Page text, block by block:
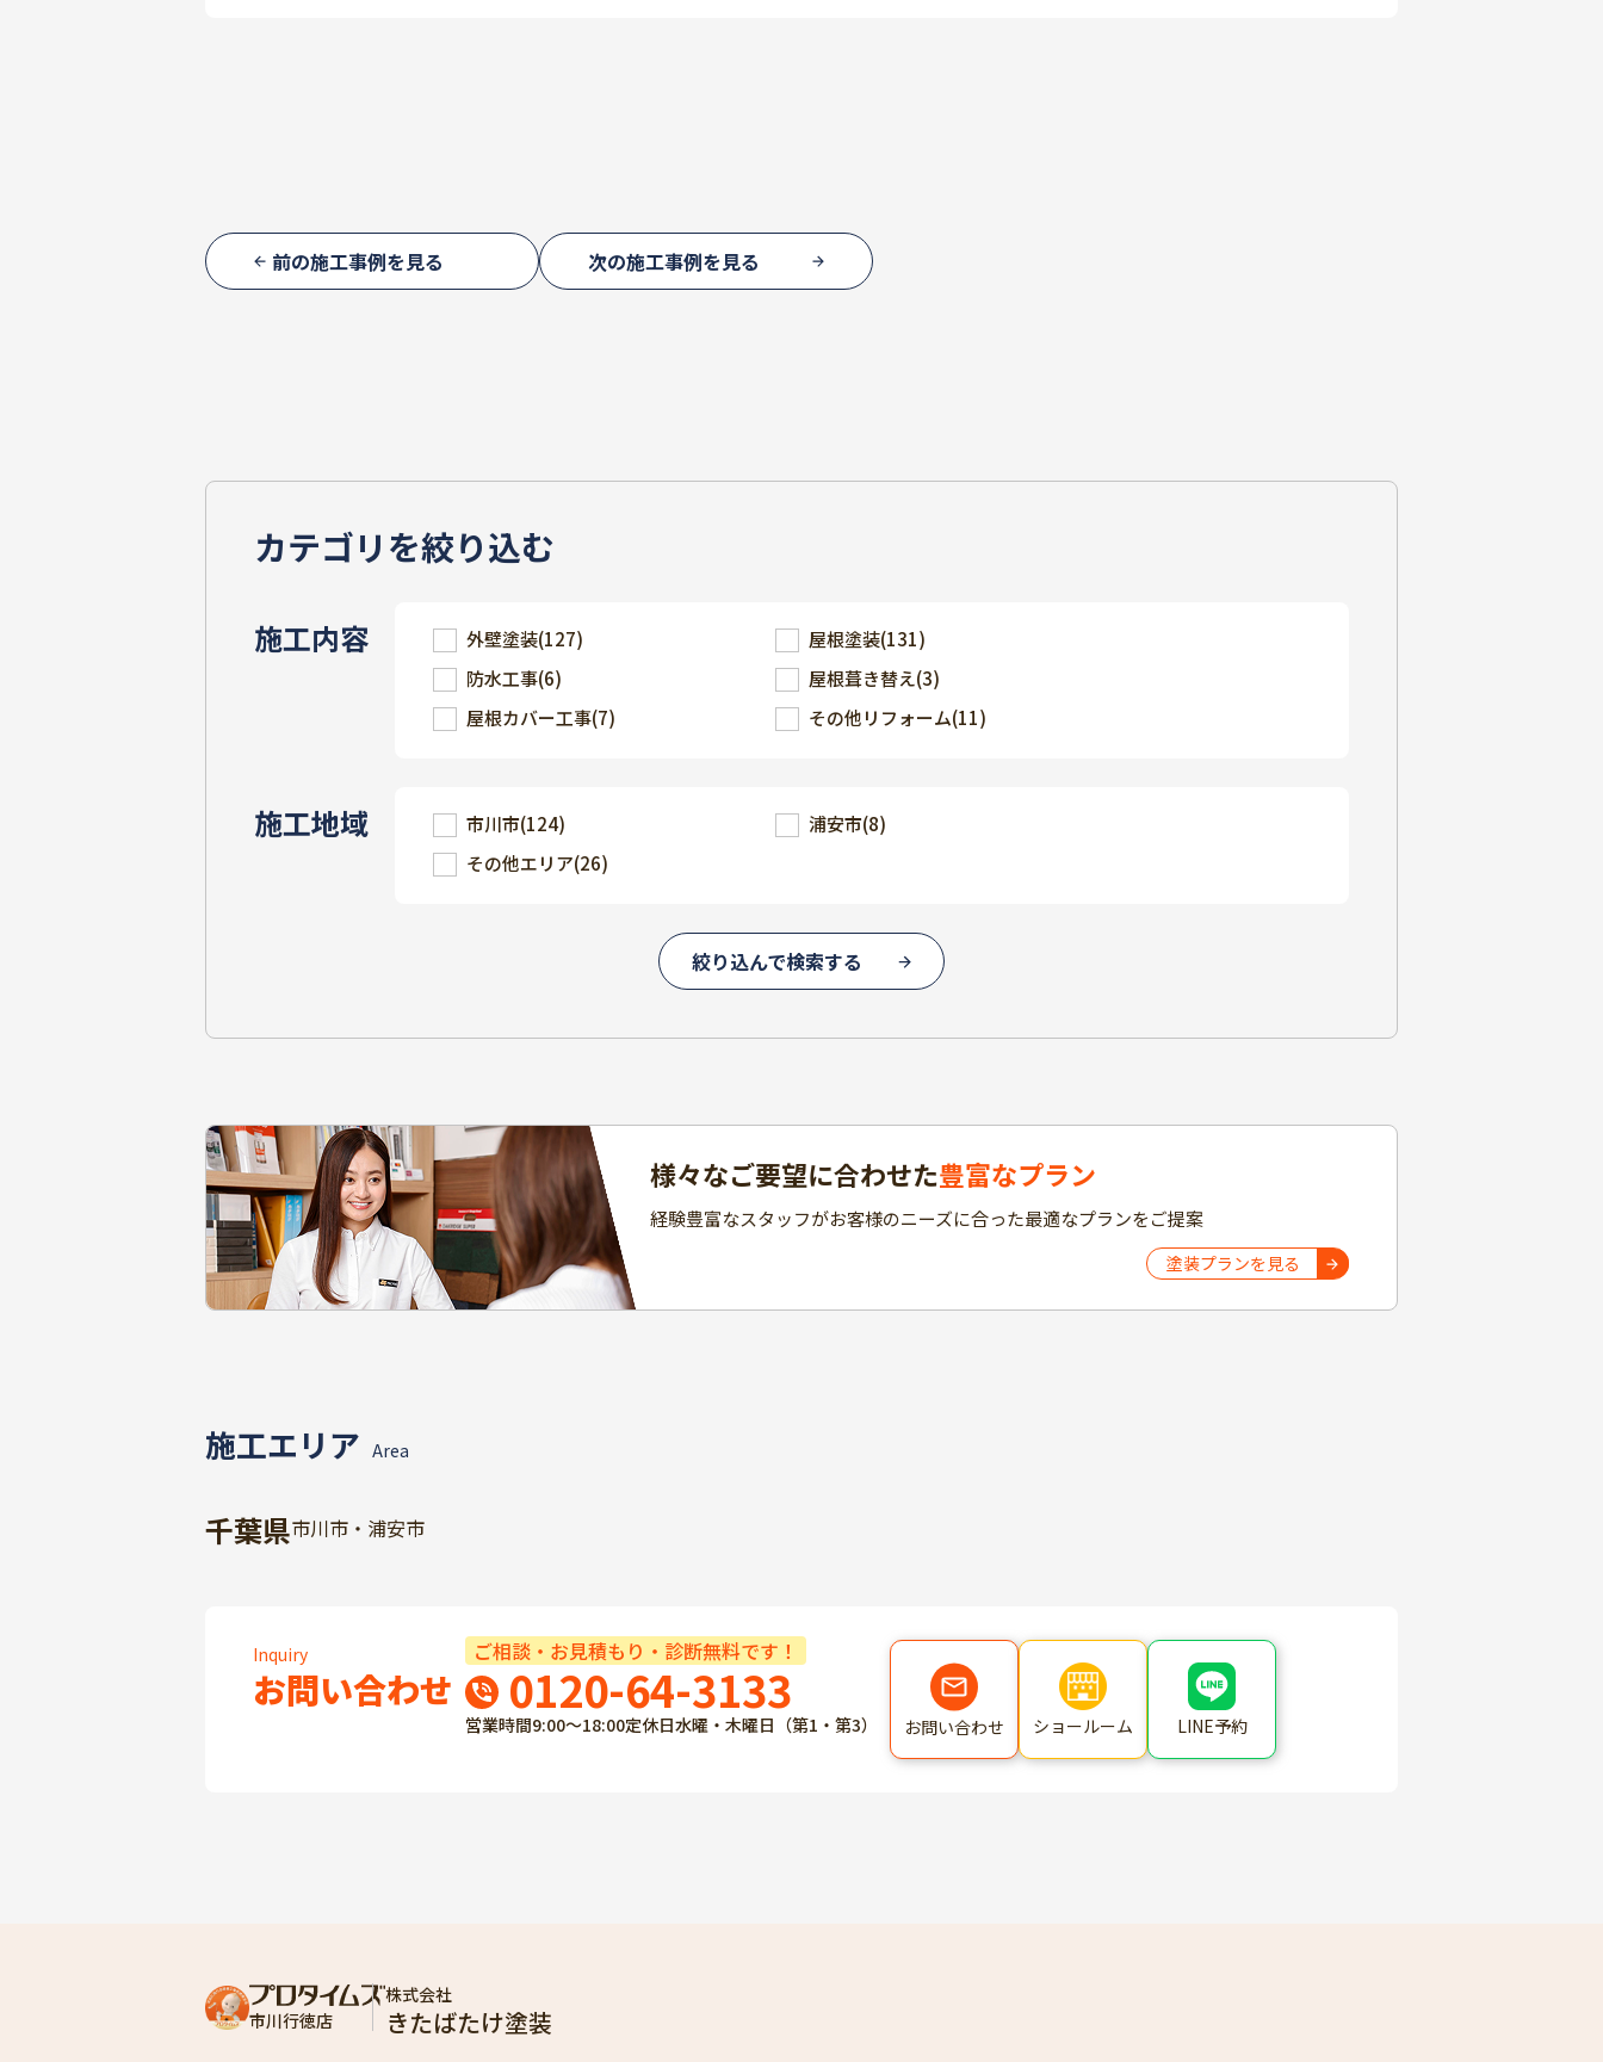
前の施工事例を見る 次の施工事例を見る
カテゴリを絞り込む
施工内容 外壁塗装(127) 屋根塗装(131)
防水工事(6) 屋根葺き替え(3)
屋根カバー工事(7) その他リフォーム(11)
施工地域 市川市(124) 浦安市(8)
その他エリア(26)
絞り込んで検索する
様々なご要望に合わせた豊富なプラン
経験豊富なスタッフがお客様のニーズに合った最適なプランをご提案
塗装プランを見る
施工エリア Area
千葉県市川市・浦安市
お問い合わせ
Inquiry ご相談・お見積もり・診断無料です！
0120-64-3133
営業時間9:00～18:00定休日水曜・木曜日（第1・第3） お問い合わせ ショールーム LINE予約
市川行徳店
株式会社
きたばたけ塗装